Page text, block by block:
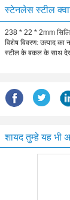
स्टेनलेस स्टील
238 * 22 * 2mm
विशेष विवरण: उत्पाद
स्टील के बकल के साथ
शायद तुम्हे यह भी